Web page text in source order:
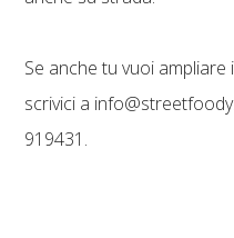
Se anche tu vuoi
scrivici a
919431.